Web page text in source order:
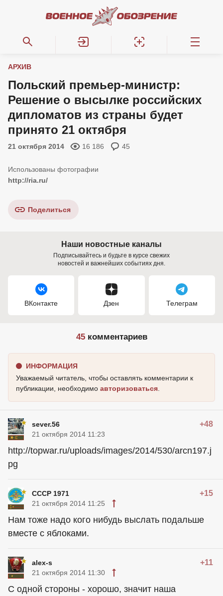
АРХИВ
Польский премьер-министр:
Решение о высылке российских
дипломатов из страны будет
принято 21 октября
21 октября 2014 16 186 45
http://ria.ru/
Поделиться
Наши новостные каналы
Подписывайтесь и будьте в курсе свежих
новостей и важнейших событиях дня.
ВКонтакте Дзен Телеграм
45комментариев
ИНФОРМАЦИЯ
Уважаемый читатель, чтобы оставлять комментарии к
публикации, необходимо авторизоваться
sever.56 +48
21 октября 2014 11:23
http://topwar.ru/uploads/images/2014/530/arcn197.j
pg
СССР 1971 +15
21 октября 2014 11:25
Нам тоже надо кого нибудь выслать подальше
вместе с яблоками.
alex-s +11
21 октября 2014 11:30
С одной стороны - хорошо, значит наша